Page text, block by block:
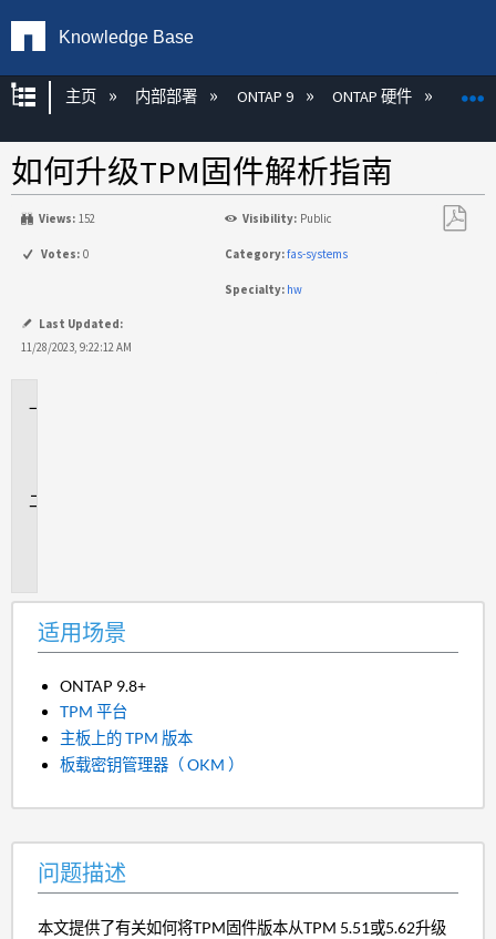
Knowledge Base
扩展/隐缩全局层次
主页 内部部署 ONTAP 9 ONTAP 硬件
如何升级TPM固件解析指南
Views: 152 Visibility: Public
Votes: 0 Category:fas-systems
Specialty: hw
Last Updated:
11/28/2023, 9:22:12 AM
适用场景
ONTAP 9.8+
TPM 平台
主板上的 TPM 版本
板载密钥管理器（ OKM ）
问题描述
本文提供了有关如何将TPM固件版本从TPM 5.51或5.62升级